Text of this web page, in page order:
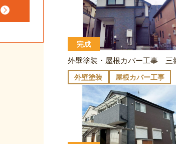
完成
外壁塗装 屋根カバー工事